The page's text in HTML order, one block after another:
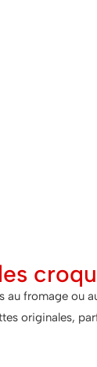
au fromage ou
originales,